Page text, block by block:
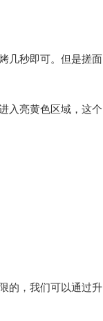
几秒即可。但是搓面
入亮黄色区域，这个
的，我们可以通过升